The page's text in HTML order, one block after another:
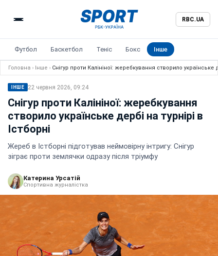
RBC.UA
Футбол Баскетбол Теніс Бокс Інше
Головна › Інше › Снігур проти Калініної: жеребкування створило українське
ІНШЕ 22 червня 2026, 09:24
Снігур проти Калініної: жеребкування
створило українське дербі на турнірі в
Істборні
Жереб в Істборні підготував неймовірну інтригу: Снігур
зіграє проти землячки одразу після тріумфу
Катерина Урсатій
Спортивна журналістка